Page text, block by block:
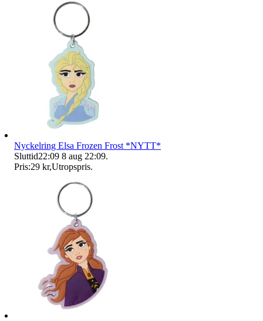
Nyckelring Elsa Frozen Frost *NYTT*
Sluttid22:09 8 aug 22:09.
Pris:29 kr,Utropspris.